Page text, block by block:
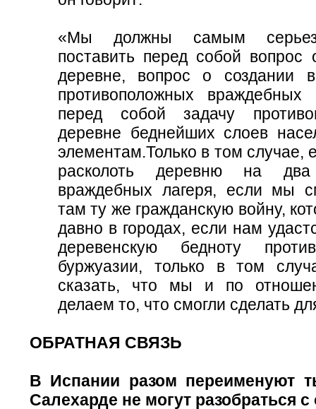
«Мы должны самым
поставить перед собой вопрос
деревне, вопрос о создании
противоположных враждебных
перед собой задачу
деревне беднейших слоев
элементам.Только в том
расколоть деревню на два
враждебных лагеря, если мы
там ту же гражданскую войну,
давно в городах, если нам
деревенскую бедноту
буржуазии, только в том
сказать, что мы и по
делаем то, что смогли сделать
ОБРАТНАЯ СВЯЗЬ
В Испании разом переименуют
Салехарде не могут разобраться